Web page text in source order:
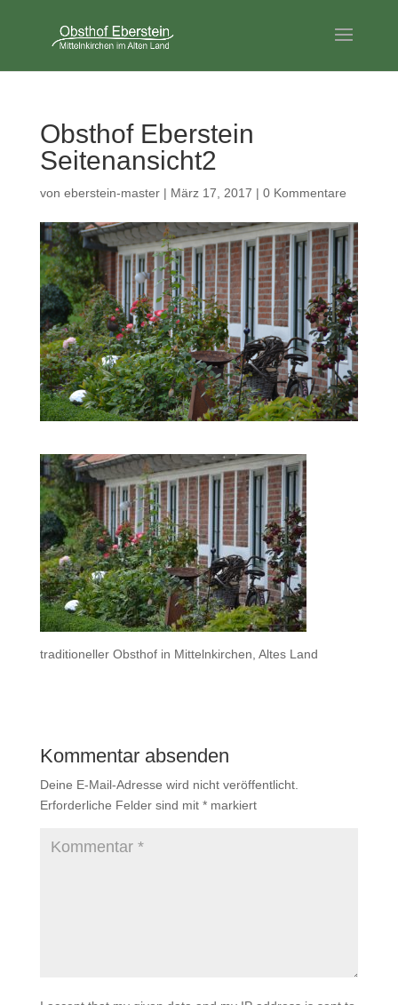
Obsthof Eberstein
Seitenansicht2
von eberstein-master| März 17, 2017 | 0 Kommentare
traditioneller Obsthof in Mittelnkirchen, Altes Land
Kommentar absenden
Deine E-Mail-Adresse wird nicht veröffentlicht.
Erforderliche Felder sind mit *markiert